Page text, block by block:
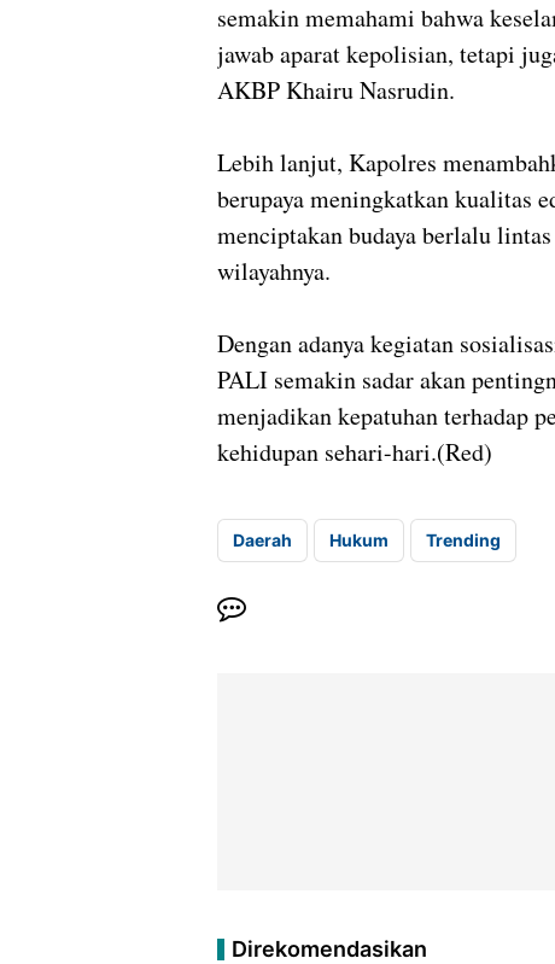
semakin memahami bahwa
jawab aparat kepolisian, tetapi
AKBP Khairu Nasrudin.
Lebih lanjut, Kapolres
berupaya meningkatkan kualitas
menciptakan budaya berlalu
wilayahnya.
Dengan adanya kegiatan
PALI semakin sadar akan
menjadikan kepatuhan terhadap
kehidupan sehari-hari.(Red)
Daerah Hukum Trending
Direkomendasikan